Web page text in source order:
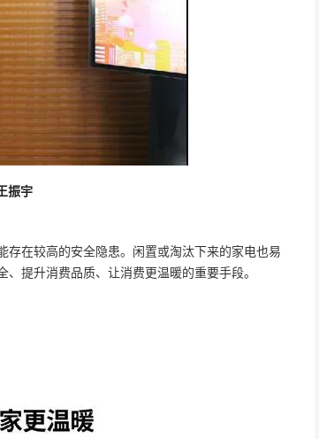
振宇
存在较高的安全隐患。闲置或淘汰下来的家电也易
提升消费品质、让消费更温暖的重要手段。